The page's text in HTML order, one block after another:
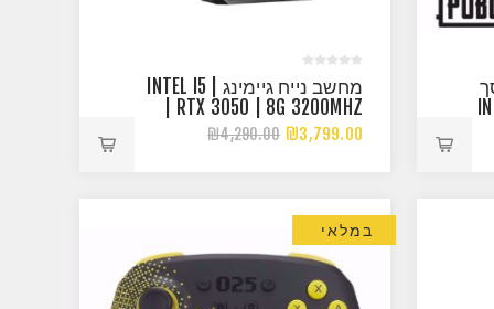
|
מחשב נייח גיימינג | INTEL I5
| RTX 3050 | 8G 3200MHZ
₪3,799.00
₪4,290.00
במלאי